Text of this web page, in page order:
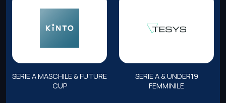
SERIE A MASCHILE & FUTURE
CUP
SERIE A & UNDER19
FEMMINILE